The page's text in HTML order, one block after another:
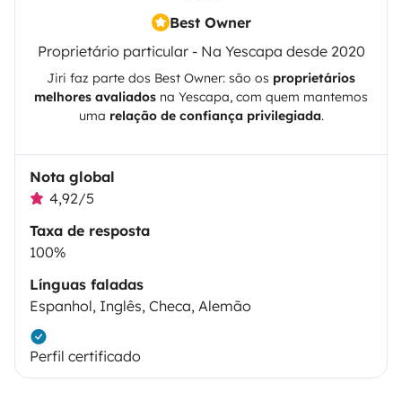
Best Owner
Proprietário particular - Na Yescapa desde 2020
Jiri faz parte dos Best Owner: são os proprietários
melhores avaliados na Yescapa, com quem mantemos
uma relação de confiança privilegiada.
Nota global
4,92/5
Taxa de resposta
100%
Línguas faladas
Espanhol, Inglês, Checa, Alemão
Perfil certificado